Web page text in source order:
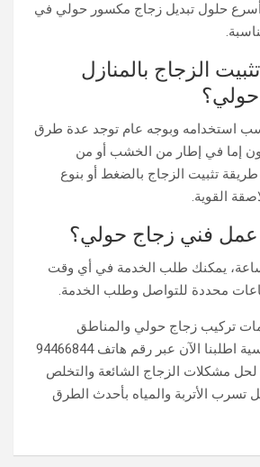
حلول تبديل زجاج مكسور حولي في
الزجاج بالمنازل
استخدامه وبوجه عام توجد عدة طرق
إما في إطار من الخشب أو من
طريقة تثبيت الزجاج بالضغط أو بنوع
القوية.
عمل فني زجاج حولي؟
على مدار 24 ساعة، يمكنك طلب الخدمة في أي وقت
محددة للتواصل وطلب الخدمة.
تركيب زجاج حولي والمناطق
المجاورة بأسعار تنافسية اطلبنا الآن عبر رقم هاتف 94466844
لحل مشكلات الزجاج الشائعة والتخلص
تسرب الأتربة والمياه بأحدث الطرق